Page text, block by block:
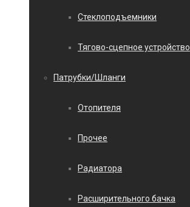
Стеклоподъемники
Тягово-сцепное устройство
Патрубки/Шланги
Отопителя
Прочее
Радиатора
Расширительного бачка